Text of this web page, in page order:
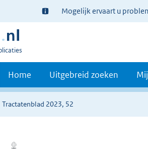
Ter
informatie:
Mogelijk ervaart u
Home Uitgebreid zoeken
Tractatenblad 2023, 52